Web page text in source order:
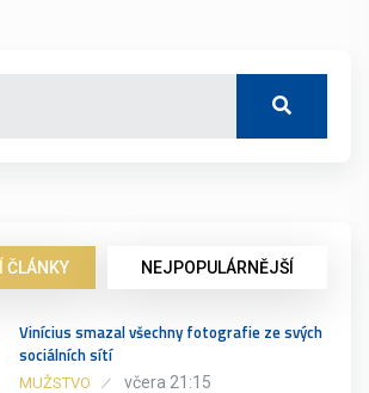
ČLÁNKY NEJPOPULÁRNĚJŠÍ
Vinícius smazal všechny fotografie ze svých
sociálních sítí
MUŽSTVO včera 21:15